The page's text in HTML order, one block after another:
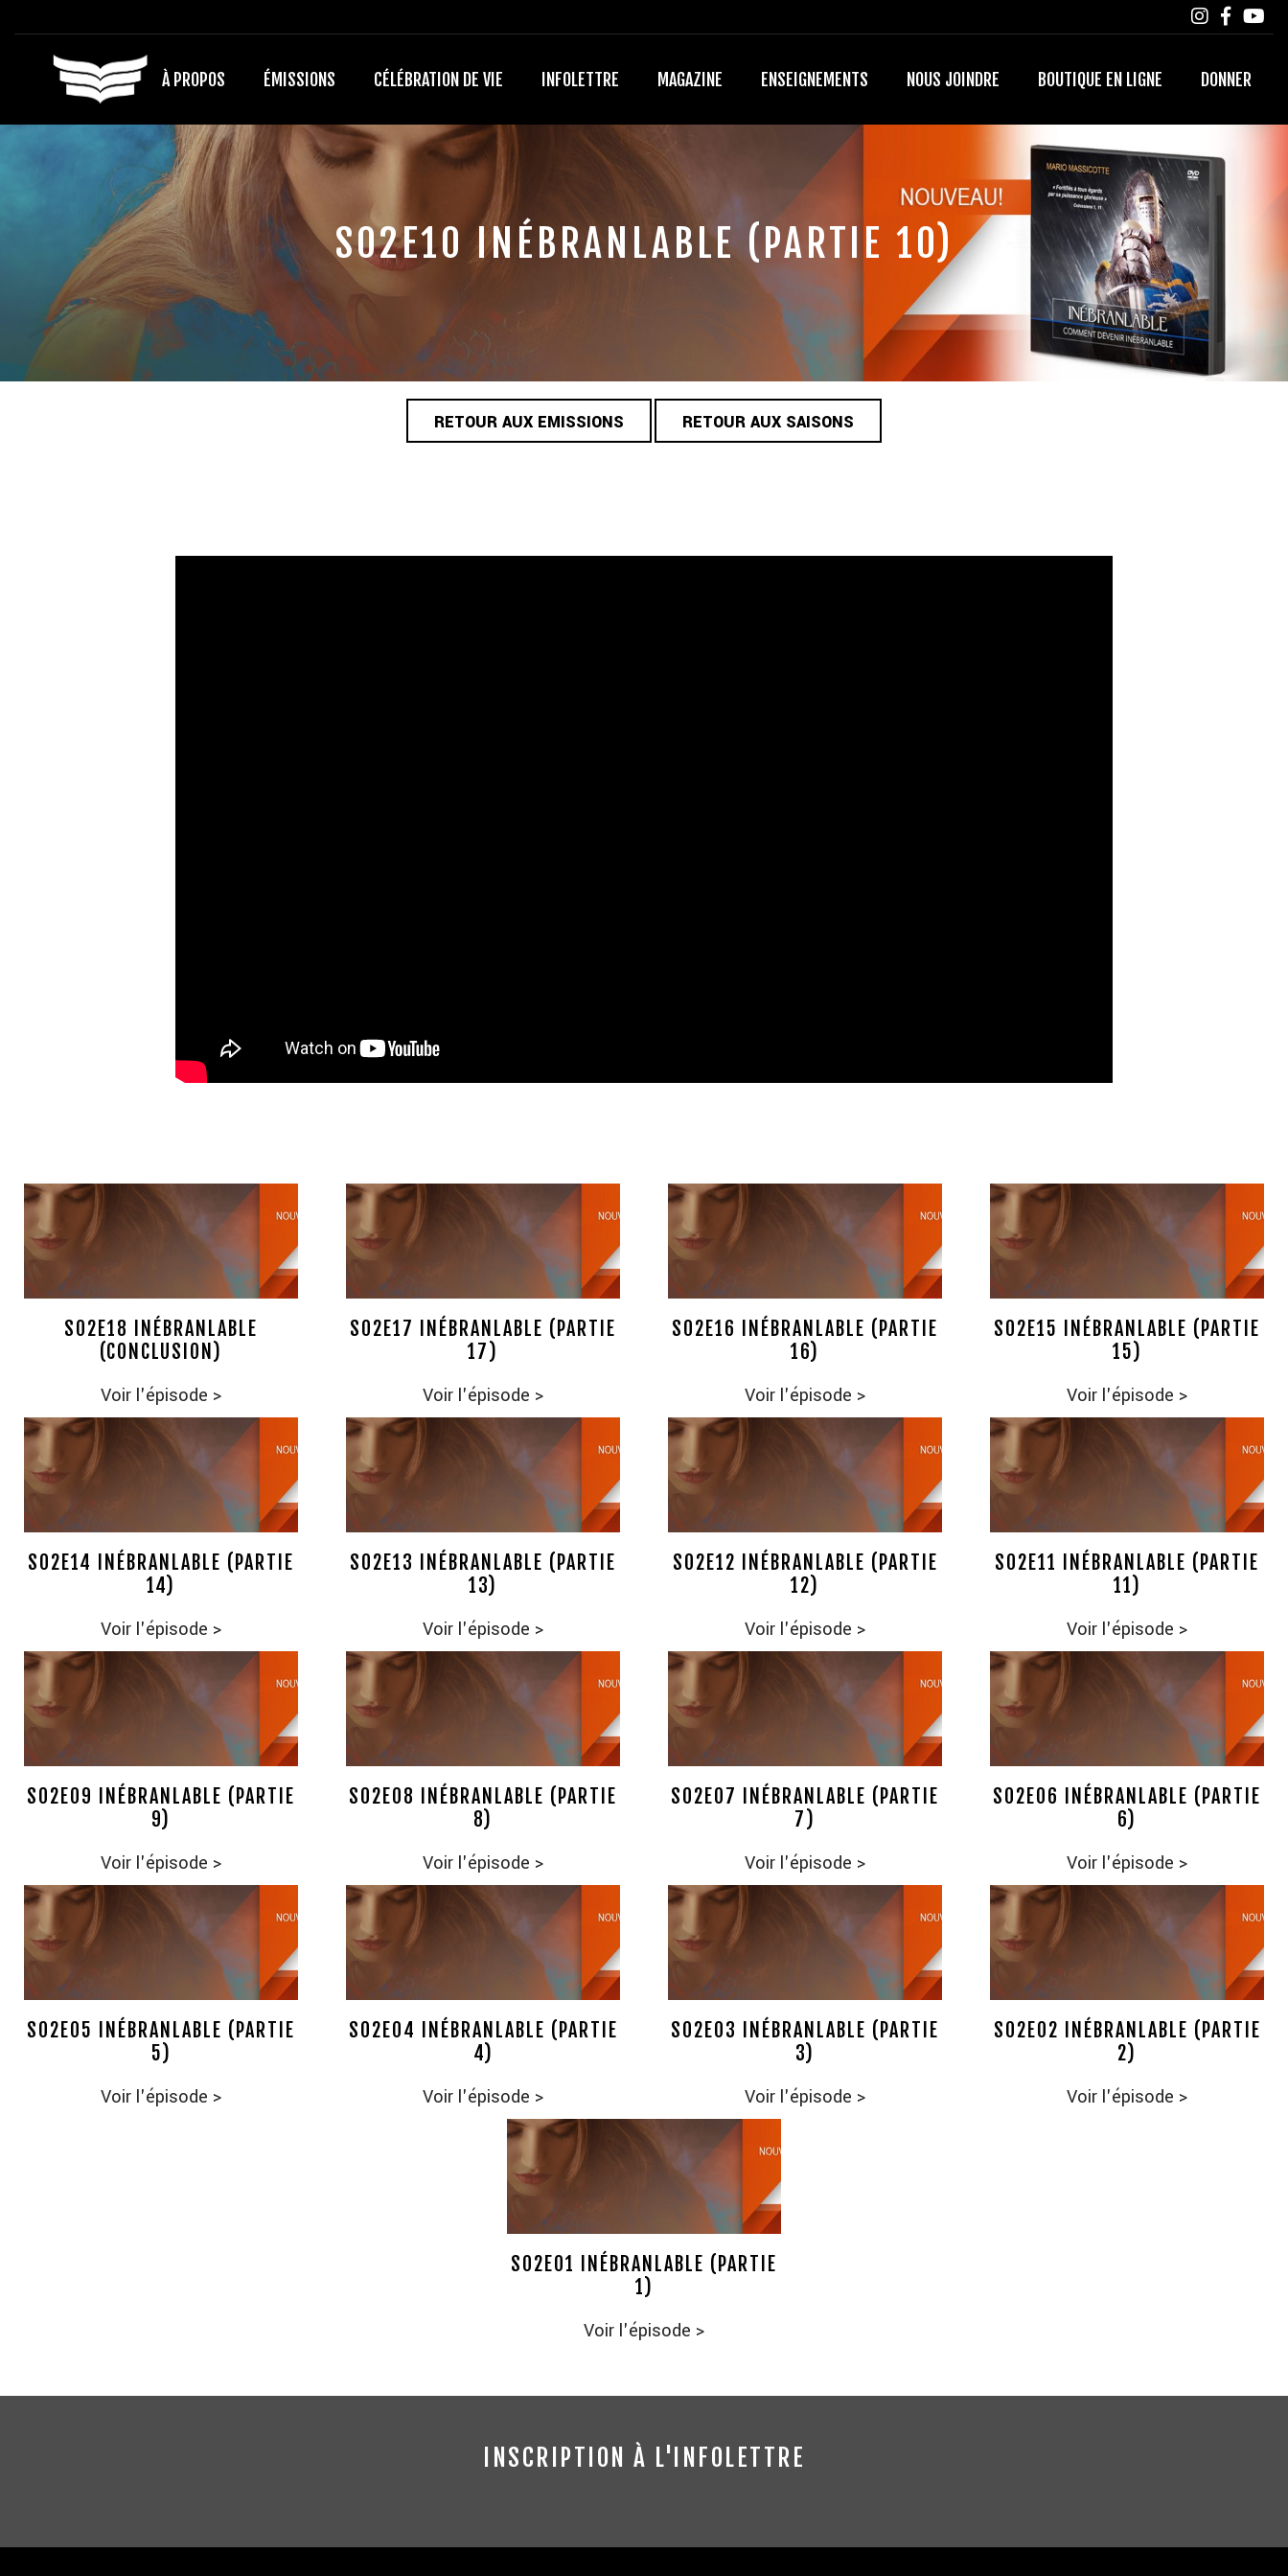
À PROPOS ÉMISSIONS CÉLÉBRATION DE VIE INFOLETTRE MAGAZINE ENSEIGNEMENTS NOUS JOINDRE BOUTIQUE EN LIGNE DONNER
S02E10 INÉBRANLABLE (PARTIE 10)
RETOUR AUX EMISSIONS RETOUR AUX SAISONS
S02E18 INÉBRANLABLE
(CONCLUSION)
Voir l'épisode >
S02E17 INÉBRANLABLE (PARTIE
17)
Voir l'épisode >
S02E16 INÉBRANLABLE (PARTIE
16)
Voir l'épisode >
S02E15 INÉBRANLABLE (PARTIE
15)
Voir l'épisode >
S02E14 INÉBRANLABLE (PARTIE
14)
Voir l'épisode >
S02E13 INÉBRANLABLE (PARTIE
13)
Voir l'épisode >
S02E12 INÉBRANLABLE (PARTIE
12)
Voir l'épisode >
S02E11 INÉBRANLABLE (PARTIE
11)
Voir l'épisode >
S02E09 INÉBRANLABLE (PARTIE
9)
Voir l'épisode >
S02E08 INÉBRANLABLE (PARTIE
8)
Voir l'épisode >
S02E07 INÉBRANLABLE (PARTIE
7)
Voir l'épisode >
S02E06 INÉBRANLABLE (PARTIE
6)
Voir l'épisode >
S02E05 INÉBRANLABLE (PARTIE
5)
Voir l'épisode >
S02E04 INÉBRANLABLE (PARTIE
4)
Voir l'épisode >
S02E03 INÉBRANLABLE (PARTIE
3)
Voir l'épisode >
S02E02 INÉBRANLABLE (PARTIE
2)
Voir l'épisode >
S02E01 INÉBRANLABLE (PARTIE
1)
Voir l'épisode >
INSCRIPTION À L'INFOLETTRE